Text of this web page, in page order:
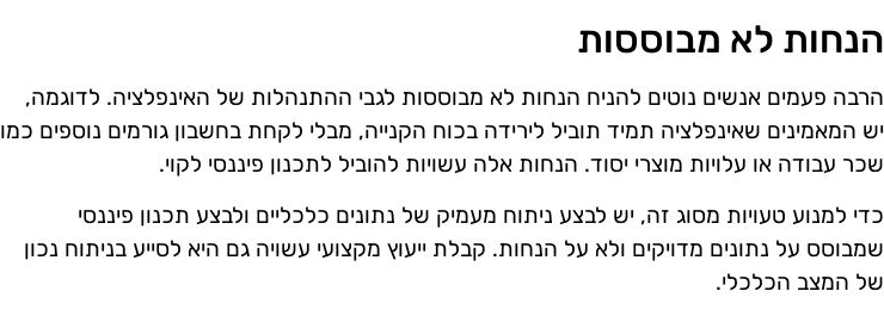
הנחות לא מבוססות
הרבה פעמים אנשים נוטים להניח הנחות לא מבוססות לגבי ההתנהלות של האינפלציה. לדוגמה,
יש המאמינים שאינפלציה תמיד תוביל לירידה בכוח הקנייה, מבלי לקחת בחשבון גורמים נוספים כמו
שכר עבודה או עלויות מוצרי יסוד. הנחות אלה עשויות להוביל לתכנון פיננסי לקוי.
כדי למנוע טעויות מסוג זה, יש לבצע ניתוח מעמיק של נתונים כלכליים ולבצע תכנון פיננסי
שמבוסס על נתונים מדויקים ולא על הנחות. קבלת ייעוץ מקצועי עשויה גם היא לסייע בניתוח נכון
של המצב הכלכלי.